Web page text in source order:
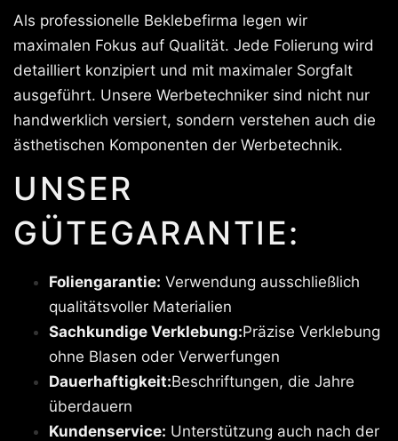
Als professionelle Beklebefirma legen wir
maximalen Fokus auf Qualität. Jede Folierung wird
detailliert konzipiert und mit maximaler Sorgfalt
ausgeführt. Unsere Werbetechniker sind nicht nur
handwerklich versiert, sondern verstehen auch die
ästhetischen Komponenten der Werbetechnik.
UNSER
GÜTEGARANTIE:
Foliengarantie: Verwendung ausschließlich
qualitätsvoller Materialien
Sachkundige Verklebung:Präzise Verklebung
ohne Blasen oder Verwerfungen
Dauerhaftigkeit:Beschriftungen, die Jahre
überdauern
Kundenservice: Unterstützung auch nach der